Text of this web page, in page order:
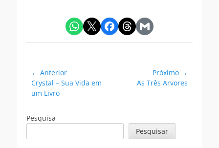
Navegação
de
Post
← Anterior
Postagem
anterior:
Crystal – Sua Vida em
um Livro
Próximo →
As Três Arvores
Pesquisa
Pesquisar